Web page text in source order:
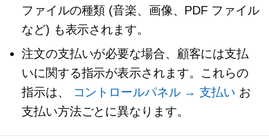
ファイルの種類 (音楽、画像、PDF ファイル
など) も表示されます。
注文の支払いが必要な場合、顧客には支払
いに関する指示が表示されます。これらの
指示は、
コントロールパネル → 支払い お
支払い方法ごとに異なります。